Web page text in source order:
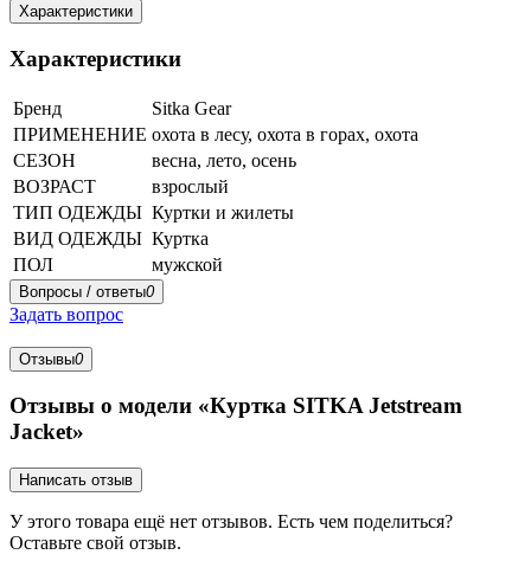
Характеристики
Характеристики
Бренд
Sitka Gear
ПРИМЕНЕНИЕ охота в лесу, охота в горах, охота
СЕЗОН
весна, лето, осень
ВОЗРАСТ
взрослый
ТИП ОДЕЖДЫ Куртки и жилеты
ВИД ОДЕЖДЫ Куртка
ПОЛ
мужской
Вопросы / ответы0
Задать вопрос
Отзывы0
Отзывы о модели «Куртка SITKA Jetstream
Jacket»
Написать отзыв
У этого товара ещё нет отзывов. Есть чем поделиться?
Оставьте свой отзыв.